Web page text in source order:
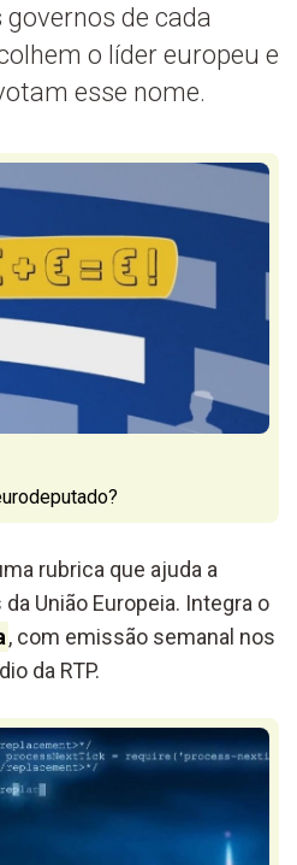
governos de cada
o líder europeu e
esse nome.
rubrica que ajuda a
União Europeia. Integra o
, com emissão semanal nos
da RTP.